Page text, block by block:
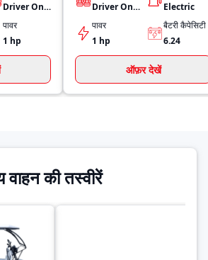
Driver Only
पावर
1 hp
Driver Only
Electric
पावर
1 hp
बैटरी कैपेसिटी
6.24
ऑफ़र देखें
की तस्वीरें